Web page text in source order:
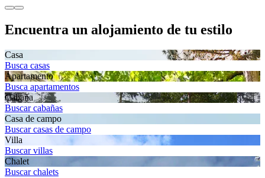
Encuentra un alojamiento de tu estilo
Casa
Busca casas
Apartamento
Busca apartamentos
Cabaña
Buscar cabañas
Casa de campo
Buscar casas de campo
Villa
Buscar villas
Chalet
Buscar chalets